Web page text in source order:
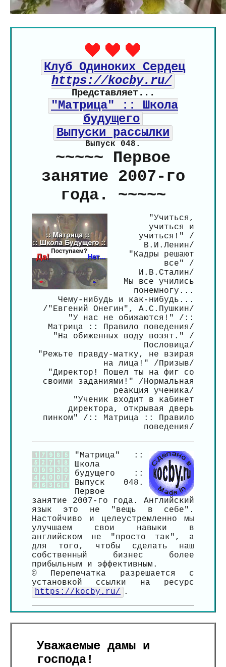
Клуб Одиноких Сердец
https://kocby.ru/
Представляет...
"Матрица" :: Школа
будущего
Выпуски рассылки
Выпуск 048.
~~~~~ Первое
занятие 2007-го
года. ~~~~~
"Учиться,
учиться и
учиться!" /
В.И.Ленин/
"Кадры решают
все" /
И.В.Сталин/
Мы все учились
понемногу...
Чему-нибудь и как-нибудь...
/"Евгений Онегин", А.С.Пушкин/
"У нас не обижаются!" /::
Матрица :: Правило поведения/
"На обиженных воду возят." /
Пословица/
"Режьте правду-матку, не взирая
на лица!" /Призыв/
"Директор! Пошел ты на фиг со
своими заданиями!" /Нормальная
реакция ученика/
"Ученик входит в кабинет
директора, открывая дверь
пинком" /:: Матрица :: Правило
поведения/
"Матрица" ::
Школа
будущего ::
Выпуск 048.
Первое
занятие 2007-го года. Английский
язык это не "вещь в себе".
Настойчиво и целеустремленно мы
улучшаем свои навыки в
английском не "просто так", а
для того, чтобы сделать наш
собственный бизнес более
прибыльным и эффективным.
© Перепечатка разрешается с
установкой ссылки на ресурс
https://kocby.ru/
.
Уважаемые дамы и
господа!